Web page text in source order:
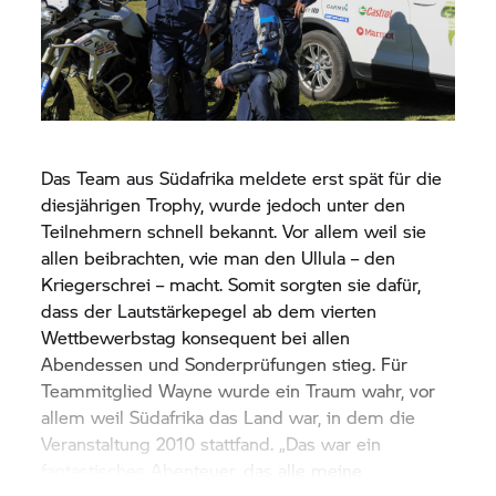
perfekte Motorrad für Abenteuerfahrten. Aber bei
dieser Tour ging es auch darum, großartige Leute
aus aller Herren Länder zu treffen. Das ist das
Beste, was ich bisher in meinem Leben erlebt
habe.”
Das Team aus Südafrika meldete erst spät für die
diesjährigen Trophy, wurde jedoch unter den
Teilnehmern schnell bekannt. Vor allem weil sie
allen beibrachten, wie man den Ullula – den
Kriegerschrei – macht. Somit sorgten sie dafür,
dass der Lautstärkepegel ab dem vierten
Wettbewerbstag konsequent bei allen
Abendessen und Sonderprüfungen stieg. Für
Teammitglied Wayne wurde ein Traum wahr, vor
allem weil Südafrika das Land war, in dem die
Veranstaltung 2010 stattfand. „Das war ein